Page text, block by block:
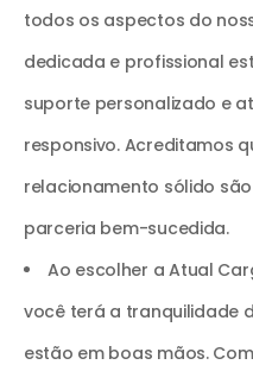
todos os aspectos do
dedicada e profissional
suporte personalizado e
responsivo. Acreditamos
relacionamento sólido
parceria bem-sucedida.
Ao escolher a Atual
você terá a tranquilidade
estão em boas mãos.